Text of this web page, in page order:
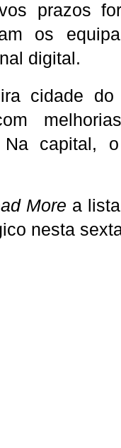
prazos
os
digital.
cidade
capital,
More a
nesta